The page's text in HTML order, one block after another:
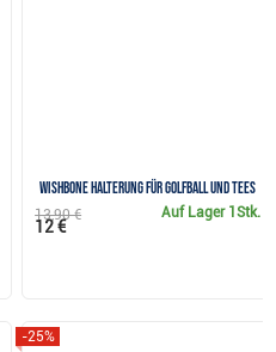
Wishbone Halterung für Golfball und Tees
Auf Lager 1Stk.
13,90 €
12 €
-25%